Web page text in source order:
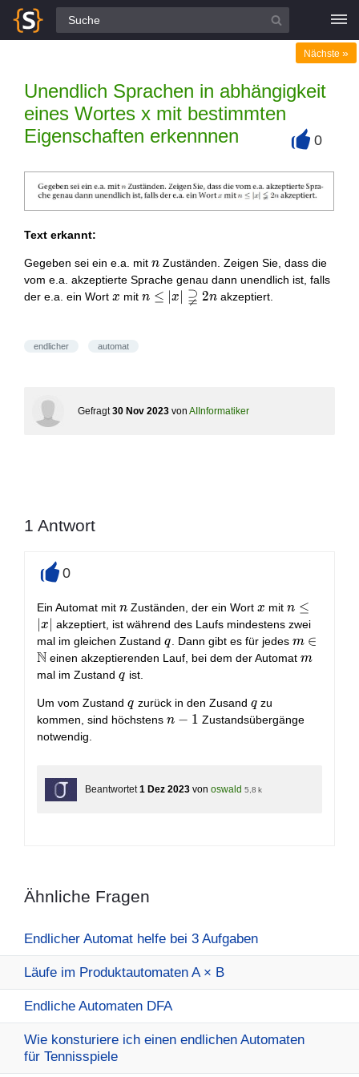
Alle Fragen
Unendlich Sprachen in abhängigkeit
eines Wortes x mit bestimmten
Eigenschaften erkennnen
Nächste »
0
Text erkannt:
Gegeben sei ein e.a. mit n
n Zuständen. Zeigen Sie, dass die
vom e.a. akzeptierte Sprache genau dann unendlich ist, falls
der e.a. ein Wort x
x mit n \leq|x|
n ≤ ∣x ⫌ 2nakzeptiert.
endlicher automat
Gefragt 30 Nov 2023 von AIInformatiker
1 Antwort
+
0
Ein Automat mit n
n Zuständen, der ein Wort x
x mit n\leq
|x|
n ≤
x
akzeptiert, ist während des Laufs mindestens zwei
mal im gleichen Zustand q
q. Dann gibt es für jedes m\in
m ∈
N einen akzeptierenden Lauf, bei dem der Automat m
m
mal im Zustand q
q ist.
Um vom Zustand q
q zurück in den Zusand q
q zu
kommen, sind höchstens n-
n − 1 Zustandsübergänge
notwendig.
Beantwortet 1 Dez 2023 von oswald 5,8 k
Ähnliche Fragen
Endlicher Automat helfe bei 3 Aufgaben
Läufe im Produktautomaten A × B
Endliche Automaten DFA
Wie konsturiere ich einen endlichen Automaten
für Tennisspiele